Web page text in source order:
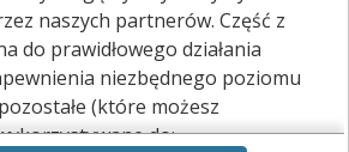
naszych partnerów. Część z
do prawidłowego działania
niezbędnego poziomu
(które możesz
do: